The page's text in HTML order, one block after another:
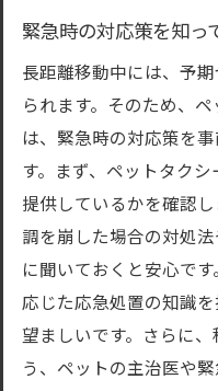
緊急時の対応策を知っ
長距離移動中には、予
られます。そのため、
は、緊急時の対応策を
す。まず、ペットタク
提供しているかを確認
調を崩した場合の対処
に聞いておくと安心で
応じた応急処置の知識
望ましいです。さらに
う、ペットの主治医や